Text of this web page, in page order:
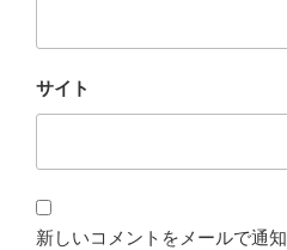
サイト
新しいコメントをメールで通知